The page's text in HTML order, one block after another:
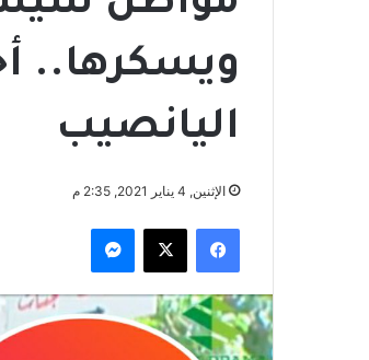
ويسكرها..
اليانصيب
الإثنين, 4 يناير 2021, 2:35 م
فيسبوك